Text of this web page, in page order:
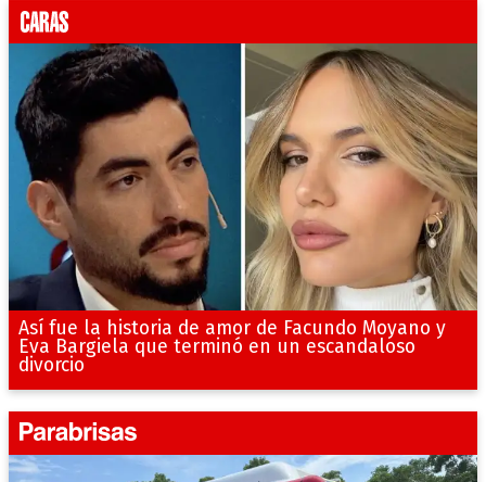
Así fue la historia de amor de Facundo Moyano y
Eva Bargiela que terminó en un escandaloso
divorcio